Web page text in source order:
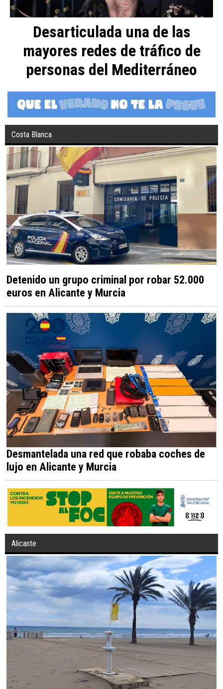
Desarticulada una de las
mayores redes de tráfico de
personas del Mediterráneo
Costa Blanca
Detenido un grupo criminal por robar 52.000
euros en Alicante y Murcia
Desmantelada una red que robaba coches de
lujo en Alicante y Murcia
Alicante